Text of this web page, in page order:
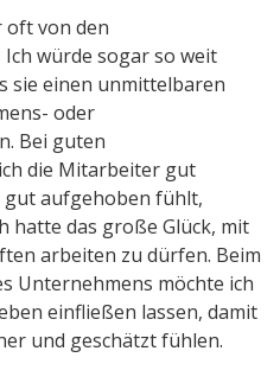
oft von den
würde sogar so weit
sie einen unmittelbaren
oder
Bei guten
die Mitarbeiter gut
gut aufgehoben fühlt,
hatte das große Glück, mit
arbeiten zu dürfen. Beim
Unternehmens möchte ich
einfließen lassen, damit
und geschätzt fühlen.